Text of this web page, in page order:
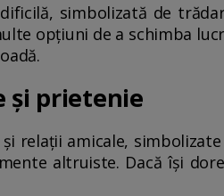
simbolizată de
opțiuni de a schimba
și prietenie
relații amicale,
altruiste. Dacă își